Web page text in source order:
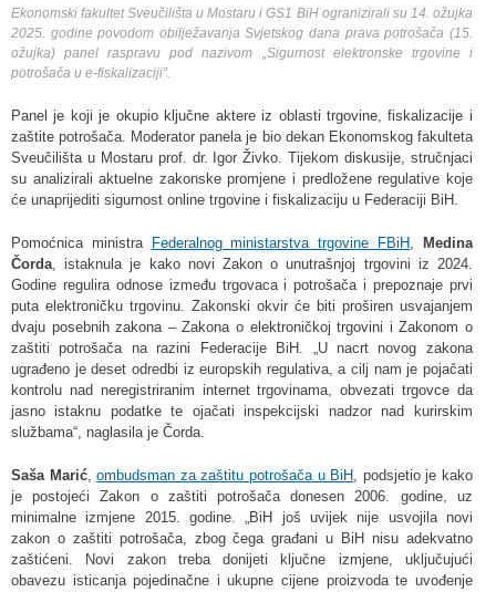
Ekonomski fakultet Sveučilišta u Mostaru i GS1 BiH ogranizirali su 14. ožujka
2025. godine povodom obilježavanja Svjetskog dana prava potrošača (15.
ožujka) panel raspravu pod nazivom „Sigurnost elektronske trgovine i
potrošača u e-fiskalizaciji”.
Panel je koji je okupio ključne aktere iz oblasti trgovine, fiskalizacije i
zaštite potrošača. Moderator panela je bio dekan Ekonomskog fakulteta
Sveučilišta u Mostaru prof. dr. Igor Živko. Tijekom diskusije, stručnjaci
su analizirali aktuelne zakonske promjene i predložene regulative koje
će unaprijediti sigurnost online trgovine i fiskalizaciju u Federaciji BiH.
Pomoćnica ministra Federalnog ministarstva trgovine FBiH,
Medina
Čorda, istaknula je kako novi Zakon o unutrašnjoj trgovini iz 2024.
Godine regulira odnose između trgovaca i potrošača i prepoznaje prvi
puta elektroničku trgovinu. Zakonski okvir će biti proširen usvajanjem
dvaju posebnih zakona – Zakona o elektroničkoj trgovini i Zakonom o
zaštiti potrošača na razini Federacije BiH. „U nacrt novog zakona
ugrađeno je deset odredbi iz europskih regulativa, a cilj nam je pojačati
kontrolu nad neregistriranim internet trgovinama, obvezati trgovce da
jasno istaknu podatke te ojačati inspekcijski nadzor nad kurirskim
službama“, naglasila je Čorda.
Saša Marić,ombudsman za zaštitu potrošača u BiH, podsjetio je kako
je postojeći Zakon o zaštiti potrošača donesen 2006. godine, uz
minimalne izmjene 2015. godine. „BiH još uvijek nije usvojila novi
zakon o zaštiti potrošača, zbog čega građani u BiH nisu adekvatno
zaštićeni. Novi zakon treba donijeti ključne izmjene, uključujući
obavezu isticanja pojedinačne i ukupne cijene proizvoda te uvođenje